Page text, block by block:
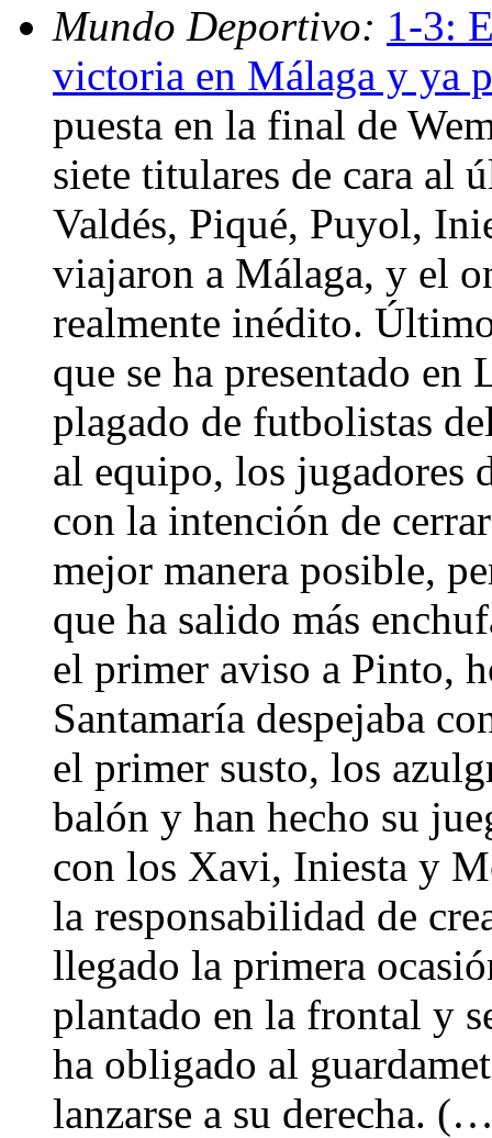
Mundo Deportivo: 1-3:
victoria en Málaga y ya
puesta en la final de
siete titulares de cara al
Valdés, Piqué, Puyol,
viajaron a Málaga, y el
realmente inédito.
que se ha presentado en
plagado de futbolistas
al equipo, los jugadores
con la intención de
mejor manera posible,
que ha salido más
el primer aviso a Pinto,
Santamaría despejaba
el primer susto, los
balón y han hecho su
con los Xavi, Iniesta y
la responsabilidad de
llegado la primera
plantado en la frontal y
ha obligado al
lanzarse a su derecha.